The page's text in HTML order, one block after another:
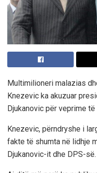
Multimilioneri malazias
Knezevic ka akuzuar
Djukanovic për veprime
Knezevic, përndryshe i
fakte të shumta në lidhje
Djukanovic-it dhe DPS-së.